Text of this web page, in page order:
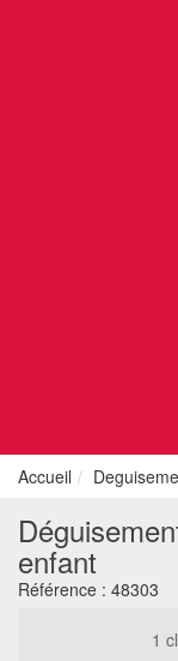
Accueil
enfant
Référence : 48303
1